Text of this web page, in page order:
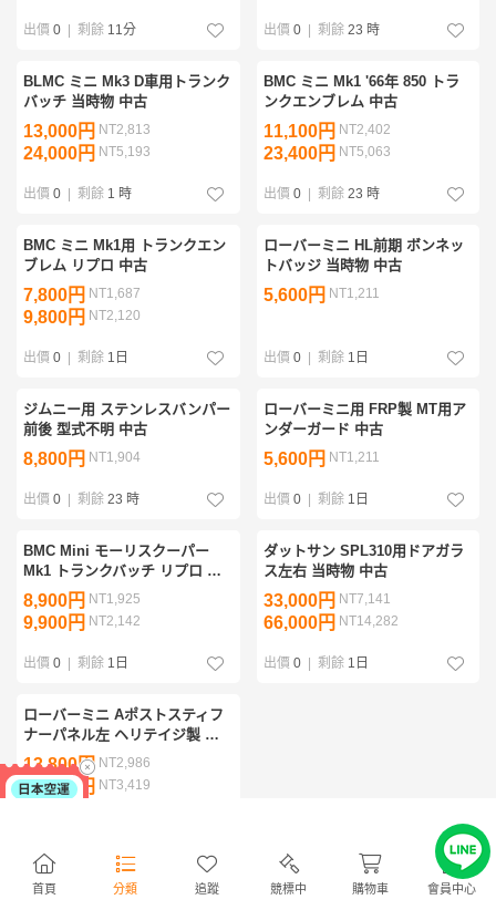
首頁 分類 追蹤 競標中 購物車 會員中心
出價 0 | 剩餘 11分 出價 0 | 剩餘 23 時
BLMC ミニ Mk3 D車用トランク
バッチ 当時物 中古
13,000円 NT2,813
24,000円 NT5,193
出價 0 | 剩餘 1 時
BMC ミニ Mk1 '66年 850 トラ
ンクエンブレム 中古
11,100円 NT2,402
23,400円 NT5,063
出價 0 | 剩餘 23 時
BMC ミニ Mk1用 トランクエン
ブレム リプロ 中古
7,800円 NT1,687
9,800円 NT2,120
出價 0 | 剩餘 1日
ローバーミニ HL前期 ボンネッ
トバッジ 当時物 中古
5,600円 NT1,211
出價 0 | 剩餘 1日
ジムニー用 ステンレスバンパー
前後 型式不明 中古
8,800円 NT1,904
出價 0 | 剩餘 23 時
ローバーミニ用 FRP製 MT用ア
ンダーガード 中古
5,600円 NT1,211
出價 0 | 剩餘 1日
BMC Mini モーリスクーパー
Mk1 トランクバッチ リプロ 中
古 COOPER
8,900円 NT1,925
9,900円 NT2,142
出價 0 | 剩餘 1日
ダットサン SPL310用ドアガラ
ス左右 当時物 中古
33,000円 NT7,141
66,000円 NT14,282
出價 0 | 剩餘 1日
ローバーミニ Aポストスティフ
ナーパネル左 ヘリテイジ製 新
品
13,800円 NT2,986
15,800円 NT3,419